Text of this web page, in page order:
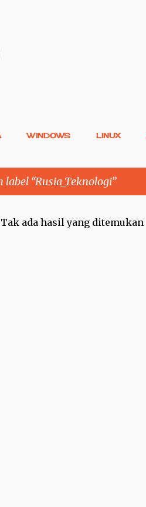
WINDOWS LINUX
label Rusia_Teknologi
Tak ada hasil yang ditemukan